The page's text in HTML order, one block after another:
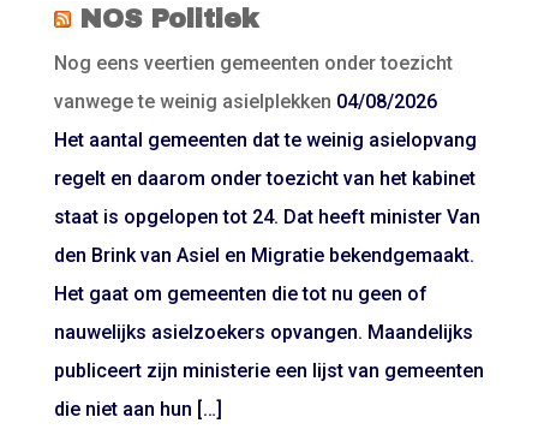
NOS Politiek
Nog eens veertien gemeenten onder toezicht
vanwege te weinig asielplekken 04/08/2026
Het aantal gemeenten dat te weinig asielopvang
regelt en daarom onder toezicht van het kabinet
staat is opgelopen tot 24. Dat heeft minister Van
den Brink van Asiel en Migratie bekendgemaakt.
Het gaat om gemeenten die tot nu geen of
nauwelijks asielzoekers opvangen. Maandelijks
publiceert zijn ministerie een lijst van gemeenten
die niet aan hun […]